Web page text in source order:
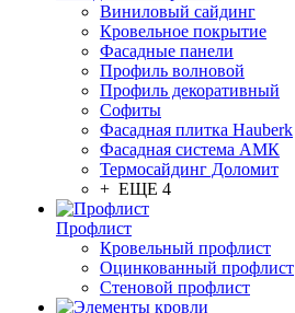
Виниловый сайдинг
Кровельное покрытие
Фасадные панели
Профиль волновой
Профиль декоративный
Софиты
Фасадная плитка Hauberk
Фасадная система АМК
Термосайдинг Доломит
+ ЕЩЕ 4
Профлист
Кровельный профлист
Оцинкованный профлист
Стеновой профлист